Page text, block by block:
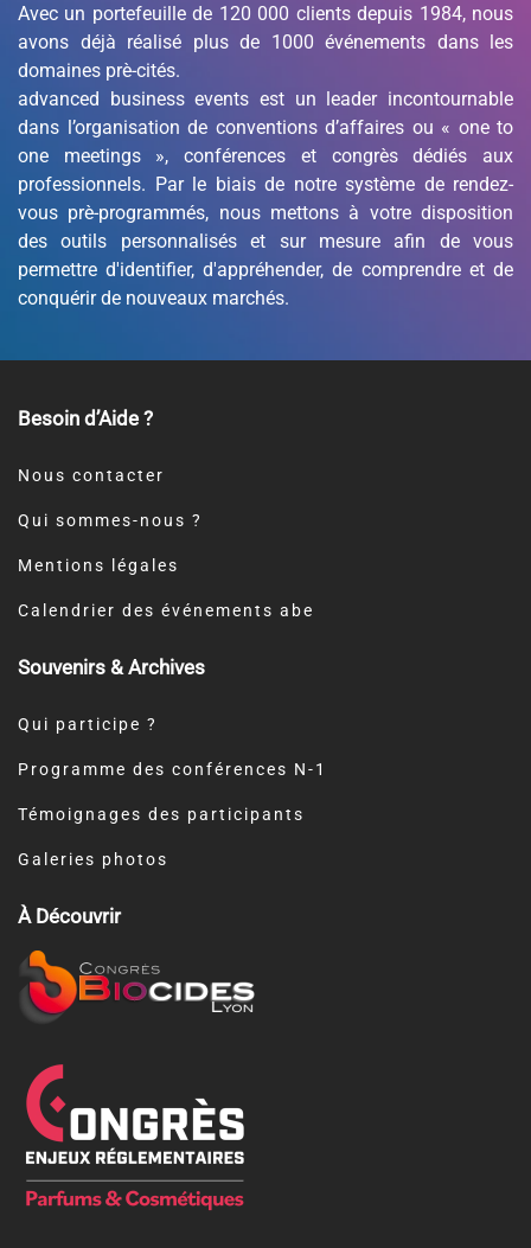
Avec un portefeuille de 120 000 clients depuis 1984, nous
avons déjà réalisé plus de 1000 événements dans les
domaines prè-cités.
advanced business events est un leader incontournable
dans l’organisation de conventions d’affaires ou « one to
one meetings », conférences et congrès dédiés aux
professionnels. Par le biais de notre système de rendez-
vous prè-programmés, nous mettons à votre disposition
des outils personnalisés et sur mesure afin de vous
permettre d'identifier, d'appréhender, de comprendre et de
conquérir de nouveaux marchés.
Besoin d’Aide ?
Nous contacter
Qui sommes-nous ?
Mentions légales
Calendrier des événements abe
Souvenirs & Archives
Qui participe ?
Programme des conférences N-1
Témoignages des participants
Galeries photos
À Découvrir